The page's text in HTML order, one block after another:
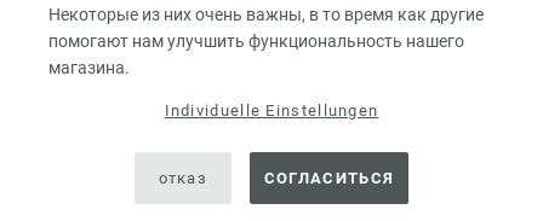
Некоторые из них очень важны, в то время как другие
помогают нам улучшить функциональность нашего
магазина.
Individuelle Einstellungen
отказ СОГЛАСИТЬСЯ
259-Badaam